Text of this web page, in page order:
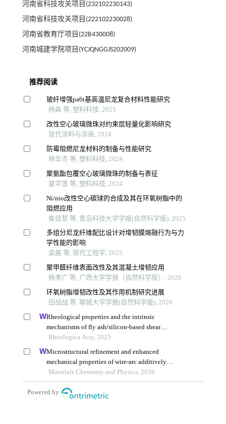
河南省科技攻关项目(232102230143)
河南省科技攻关项目(222102230028)
河南省教育厅项目(22B430008)
河南城建学院项目(YCJQNGGJS202009)